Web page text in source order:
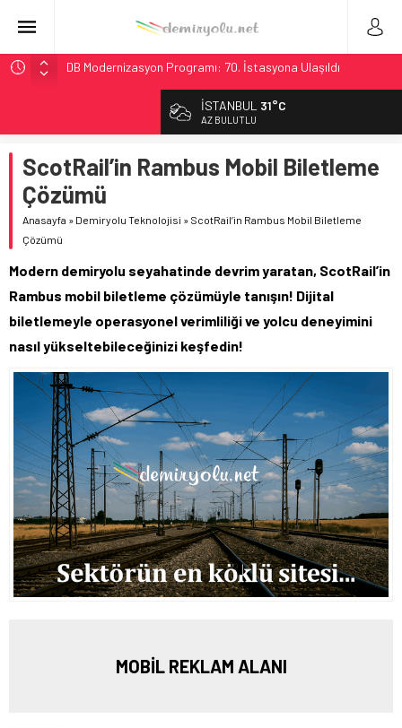
DB Modernizasyon Programı: 70. İstasyona Ulaşıldı
GB Railfreight İngiltere’de Lider, Class 99’lar 2026’da Yolda
İngiltere Demiryolunda Tarihi Entegrasyon: GBR Anglia
Resmen Başladı
Malezya Havayolları, TGV ile 28 Fransız Şehrine Tek Bilet
Ukrayna’da Yolcu Trenine İHA Saldırısı: Zamanında Tahliye
İSTANBUL 31°C
AZ BULUTLU
ScotRail’in Rambus Mobil Biletleme
Çözümü
Anasayfa » Demiryolu Teknolojisi » ScotRail’in Rambus Mobil Biletleme
Çözümü
Modern demiryolu seyahatinde devrim yaratan, ScotRail’in
Rambus mobil biletleme çözümüyle tanışın! Dijital
biletlemeyle operasyonel verimliliği ve yolcu deneyimini
nasıl yükseltebileceğinizi keşfedin!
MOBİL REKLAM ALANI